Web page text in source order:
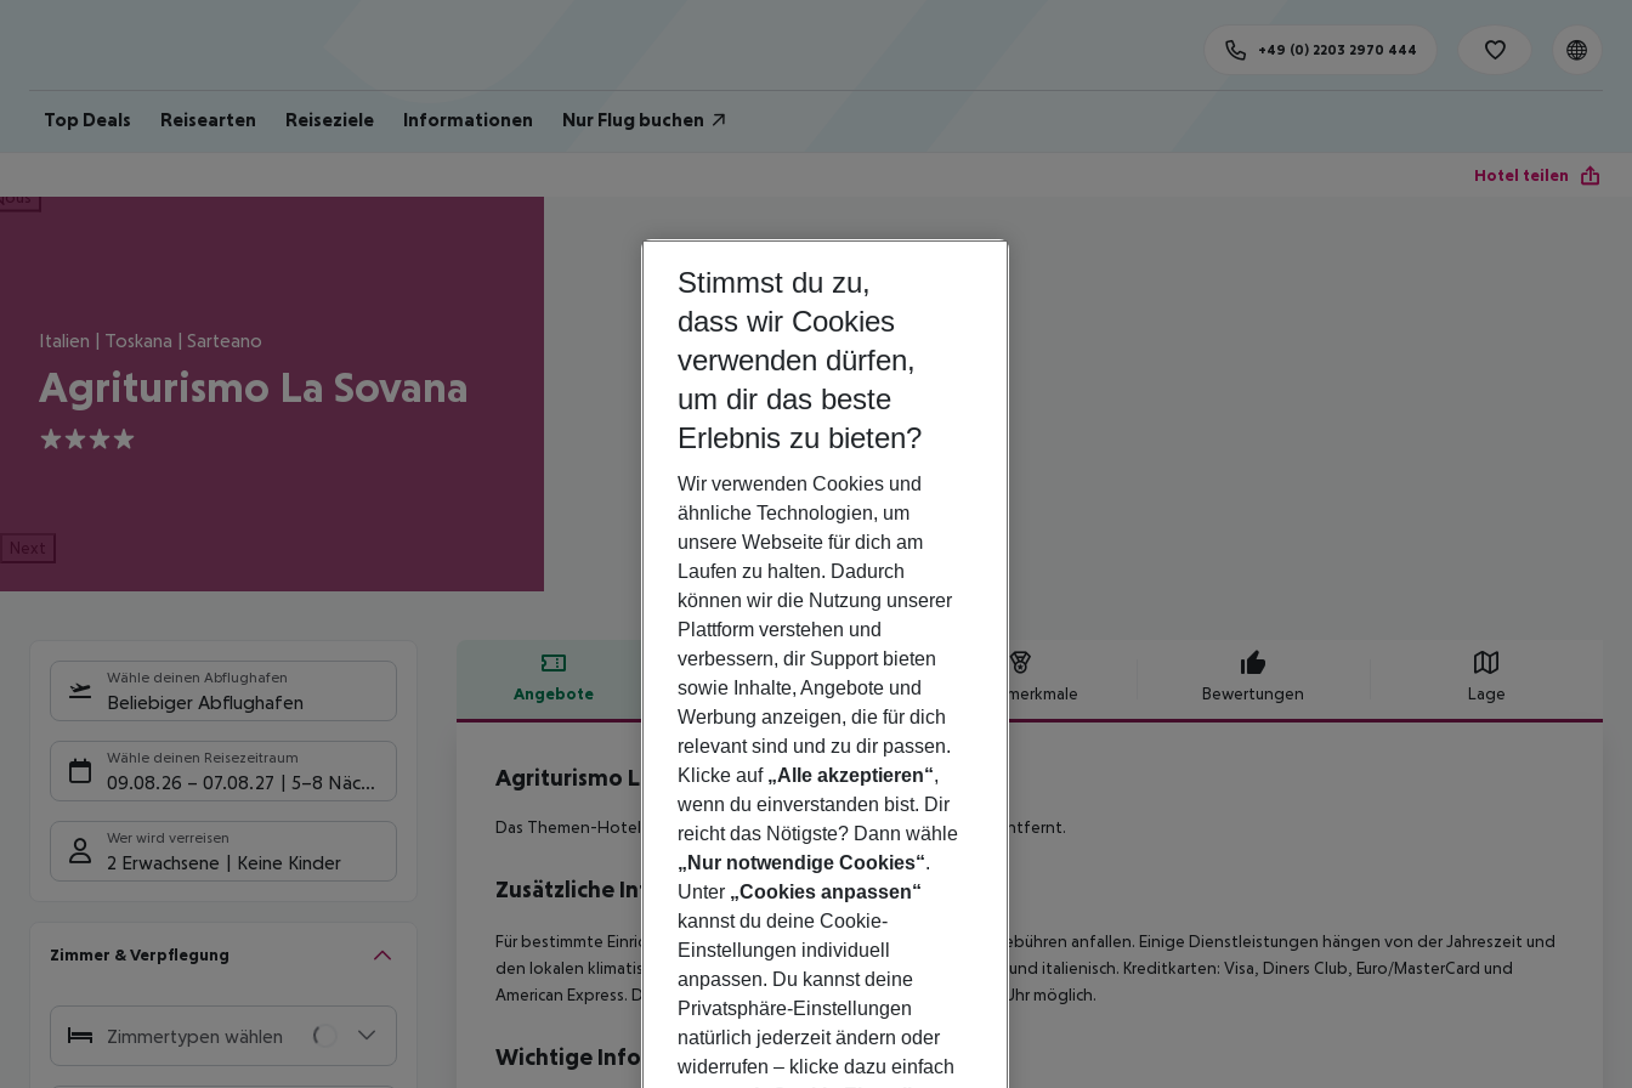
Top Deals Reisearten Reiseziele Informationen Nur Flug buchen
+49 (0) 2203 2970 444
Hotel teilen
Italien | Toskana | Sarteano
Agriturismo La Sovana
4
Next
Wähle deinen Abflughafen
Beliebiger Abflughafen
Wähle deinen Reisezeitraum
09.08.26 – 07.08.27 5-8 Nächte
Wer wird verreisen
2 Erwachsene Keine Kinder
Zimmer & Verpflegung
Zimmertypen wählen
Angebote Hotelbeschreibung Hotelmerkmale Bewertungen Lage
Hotelbeschreibung
Agriturismo La Sovana
4
Das Themen-Hotel La Sovana liegt ca. 142 km vom Flughafen (FLR) entfernt.
Zusätzliche Informationen
Für bestimmte Einrichtungen oder Aktivitäten können zusätzliche Gebühren anfallen. Einige Dienstleistungen hängen von der Jahreszeit und
den lokalen klimatischen Bedingungen ab. Servicesprachen: englisch und italienisch. Kreditkarten: Visa, Diners Club, Euro/MasterCard und
American Express. Der Check In ist ab 14:00 Uhr, Check out bis 10:00 Uhr möglich.
Wichtige Informationen
Stimmst du zu,
dass wir Cookies
verwenden dürfen,
um dir das beste
Erlebnis zu bieten?
Wir verwenden Cookies und
ähnliche Technologien, um
unsere Webseite für dich am
Laufen zu halten. Dadurch
können wir die Nutzung unserer
Plattform verstehen und
verbessern, dir Support bieten
sowie Inhalte, Angebote und
Werbung anzeigen, die für dich
relevant sind und zu dir passen.
Klicke auf „Alle akzeptieren“,
wenn du einverstanden bist. Dir
reicht das Nötigste? Dann wähle
„Nur notwendige Cookies“.
Unter „Cookies anpassen“
kannst du deine Cookie-
Einstellungen individuell
anpassen. Du kannst deine
Privatsphäre-Einstellungen
natürlich jederzeit ändern oder
widerrufen – klicke dazu einfach